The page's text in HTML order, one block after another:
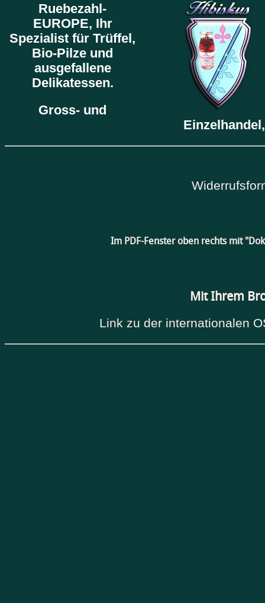
Ruebezahl-
EUROPE, Ihr
Spezialist für Trüffel,
Bio-Pilze und
ausgefallene
Delikatessen.
Gross- und
Im PDF-Fenster oben rechts mit
Mit Ihrem
Link zu der internationalen